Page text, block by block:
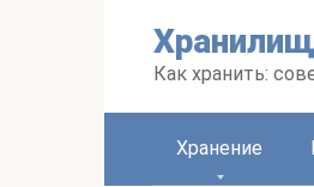
Как хранить:
Хранение